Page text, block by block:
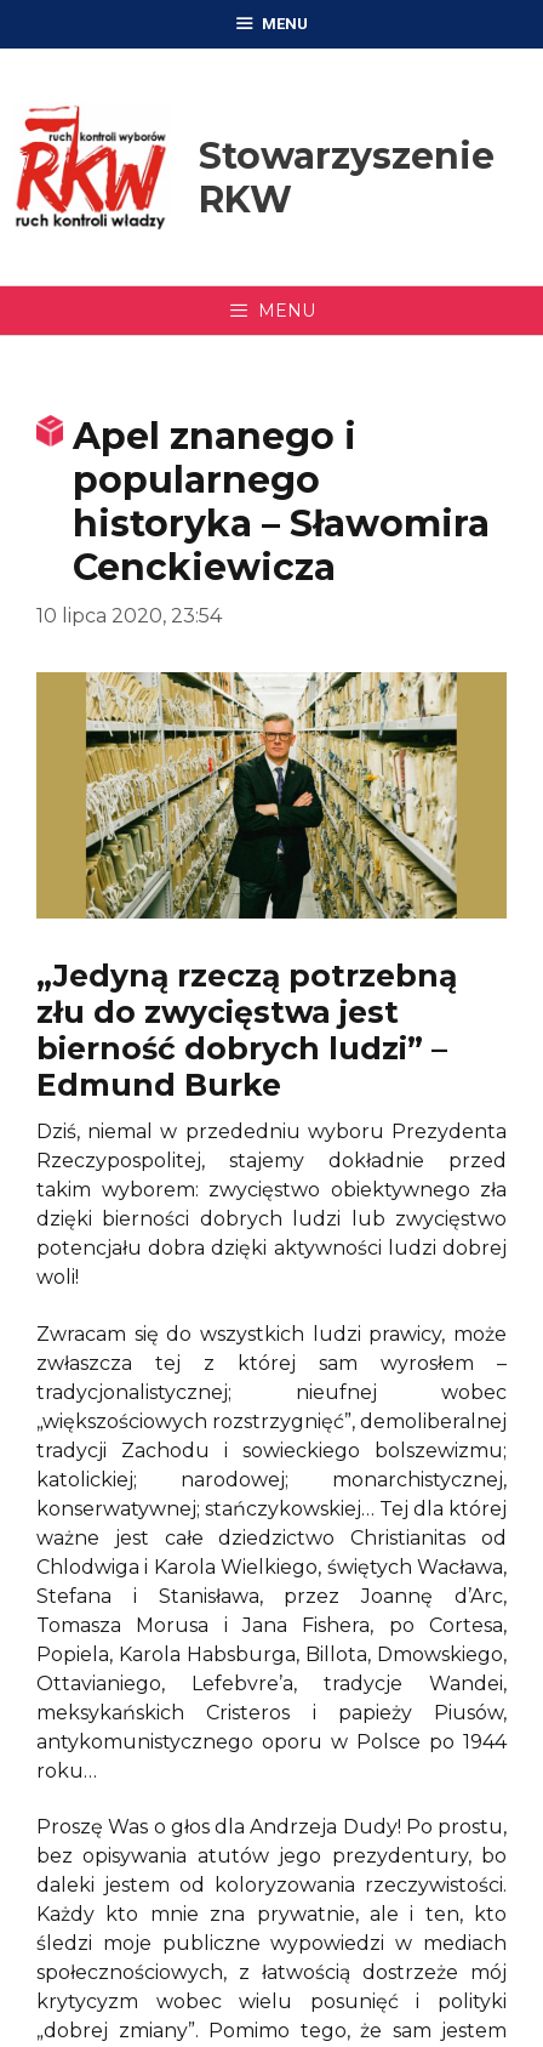
MENU
Stowarzyszenie
RKW
MENU
Apel znanego i
popularnego
historyka – Sławomira
Cenckiewicza
10 lipca 2020, 23:54
„Jedyną rzeczą potrzebną
złu do zwycięstwa jest
bierność dobrych ludzi” –
Edmund Burke
Dziś, niemal w przededniu wyboru Prezydenta
Rzeczypospolitej, stajemy dokładnie przed
takim wyborem: zwycięstwo obiektywnego zła
dzięki bierności dobrych ludzi lub zwycięstwo
potencjału dobra dzięki aktywności ludzi dobrej
woli!
Zwracam się do wszystkich ludzi prawicy, może
zwłaszcza tej z której sam wyrosłem –
tradycjonalistycznej; nieufnej wobec
„większościowych rozstrzygnięć”, demoliberalnej
tradycji Zachodu i sowieckiego bolszewizmu;
katolickiej; narodowej; monarchistycznej,
konserwatywnej; stańczykowskiej… Tej dla której
ważne jest całe dziedzictwo Christianitas od
Chlodwiga i Karola Wielkiego, świętych Wacława,
Stefana i Stanisława, przez Joannę d’Arc,
Tomasza Morusa i Jana Fishera, po Cortesa,
Popiela, Karola Habsburga, Billota, Dmowskiego,
Ottavianiego, Lefebvre’a, tradycje Wandei,
meksykańskich Cristeros i papieży Piusów,
antykomunistycznego oporu w Polsce po 1944
roku…
Proszę Was o głos dla Andrzeja Dudy! Po prostu,
bez opisywania atutów jego prezydentury, bo
daleki jestem od koloryzowania rzeczywistości.
Każdy kto mnie zna prywatnie, ale i ten, kto
śledzi moje publiczne wypowiedzi w mediach
społecznościowych, z łatwością dostrzeże mój
krytycyzm wobec wielu posunięć i polityki
„dobrej zmiany”. Pomimo tego, że sam jestem